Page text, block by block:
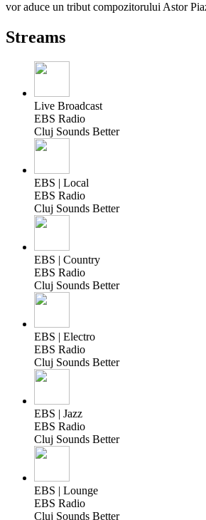
vor aduce un tribut compozitorului Astor
Streams
Live Broadcast
EBS Radio
Cluj Sounds Better
EBS | Local
EBS Radio
Cluj Sounds Better
EBS | Country
EBS Radio
Cluj Sounds Better
EBS | Electro
EBS Radio
Cluj Sounds Better
EBS | Jazz
EBS Radio
Cluj Sounds Better
EBS | Lounge
EBS Radio
Cluj Sounds Better